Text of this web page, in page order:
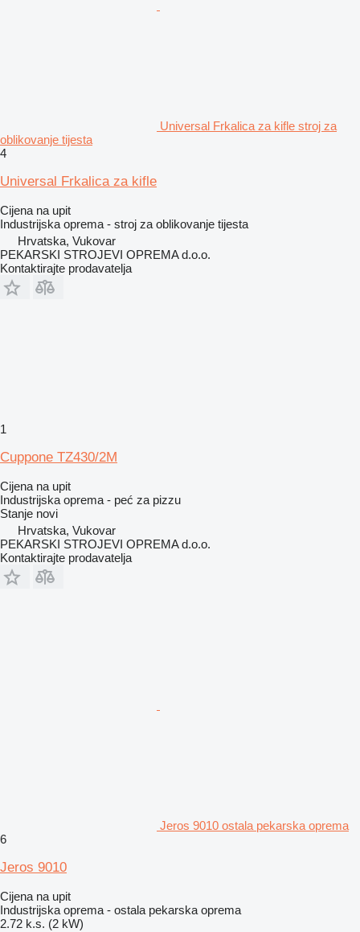
Universal Frkalica za kifle stroj za
oblikovanje tijesta
4
Universal Frkalica za kifle
Cijena na upit
Industrijska oprema - stroj za oblikovanje tijesta
Hrvatska, Vukovar
PEKARSKI STROJEVI OPREMA d.o.o.
Kontaktirajte prodavatelja
1
Cuppone TZ430/2M
Cijena na upit
Industrijska oprema - peć za pizzu
Stanje novi
Hrvatska, Vukovar
PEKARSKI STROJEVI OPREMA d.o.o.
Kontaktirajte prodavatelja
Jeros 9010 ostala pekarska oprema
6
Jeros 9010
Cijena na upit
Industrijska oprema - ostala pekarska oprema
2.72 k.s. (2 kW)